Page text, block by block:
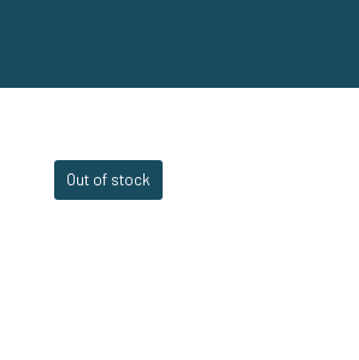
Out of stock